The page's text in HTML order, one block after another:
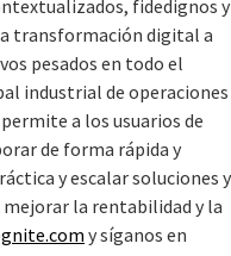
fidedignos y
transformación digital a
pesados en todo el
industrial de operaciones
a los usuarios de
de forma rápida y
y escalar soluciones y
la rentabilidad y la
y síganos en